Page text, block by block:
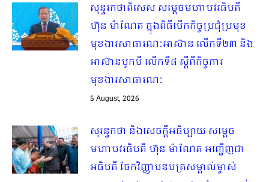
សុន្ទរកថាពិសេស សម្ដេចមហាបវរធិបតី
ហ៊ុន ម៉ាណែត ក្នុងពិធីបើកកិច្ចប្រជុំប្រមុខ
មុខងារសាធារណៈអាស៊ាន លើកទី២៣ និង
អាស៊ានបូកបី លើកទី៨ ស្ដីពីកិច្ចការ
មុខងារសាធារណៈ
5 August, 2026
សុរន្ទកថា និងសេចក្ដីអធិប្បាយ សម្ដេច
មហាបវរធិបតី ហ៊ុន ម៉ាណែត អញ្ជើញជា
អធិបតី ចែកវិញ្ញាបនបត្រសម្គាល់ម្ចាស់